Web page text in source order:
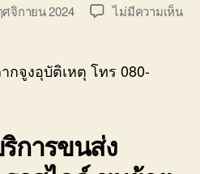
ศจิกายน 2024 ไม่มีความเห็นบน
กจูงอุบัติเหตุ โทร 080-
การขนส่ง